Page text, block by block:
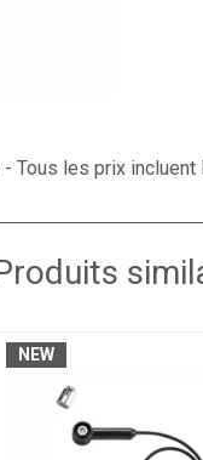
Tous les prix
NEW